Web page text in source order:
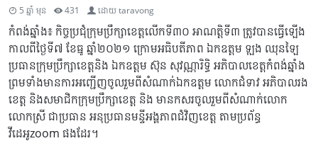
5 ឆ្នាំ មុន 431 ដោយtaravong
កំពង់ឆ្នាំង៖ កិច្ចប្រជុំក្រុមប្រឹក្សាខេត្តលើកទី៣០ អាណត្តិទី៣ ត្រូវបានធ្វើឡើង
កាលពីថ្ងៃទី៧ ខែធ្នូ ឆ្នាំ២០២១ ក្រោមអធិបតីភាព ឯកឧត្តម ឡុង ឈុនឡៃ
ប្រធានក្រុមប្រឹក្សាខេត្តនិង ឯកឧត្តម ស៊ុន សុវណ្ណារិទ្ធិ អភិបាលខេត្តកំពង់ឆ្នាំង
ព្រមទាំងមានការអញ្ជើញចូលរួមពីសំណាក់ឯកឧត្តម លោកជំទាវ អភិបាលរង
ខេត្ត និងសមាជិកក្រុមប្រឹក្សាខេត្ត និង មានកសរចូលរួមពីសំណាក់លោក
លោកស្រី ជាប្រធាន អនុប្រធានមន្ទីអង្គភាពជំវិញខេត្ត តាមប្រព័ន្ធ
វីដេអូzoom ផងដែរ។